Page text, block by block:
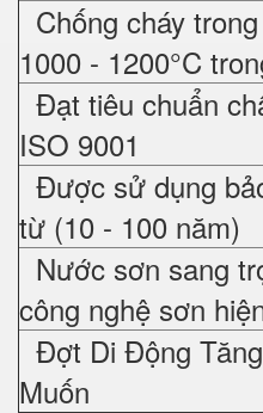
Chống cháy
1000 - 1200°C
Đạt tiêu chuẩn
ISO 9001
Được sử dụng
từ (10 - 100 năm)
Nước sơn sang
công nghệ sơn
Đợt Di Động
Muốn